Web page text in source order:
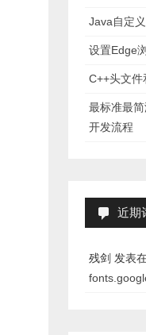
Java自定
设置Edge
C++头文件
最标准最
开发流程
近期
残剑 发表